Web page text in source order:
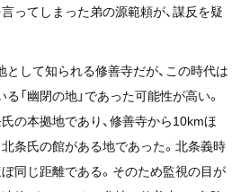
ってしまった弟の源範頼が、謀反を疑
して知られる修善寺だが、この時代は
「幽閉の地」であった可能性が高い。
の本拠地であり、修善寺から10kmほ
条氏の館がある地であった。北条義時
同じ距離である。そのため監視の目が